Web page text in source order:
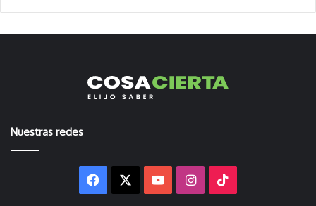
Nuestras redes
Facebook YouTubeInstagram